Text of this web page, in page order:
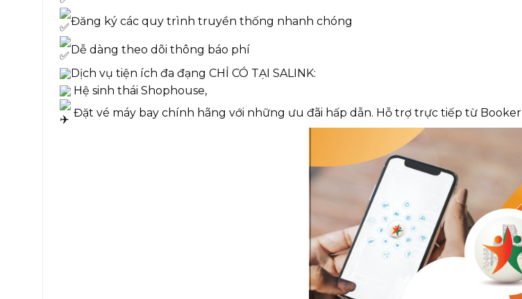
Đăng ký các quy trình truyền thống nhanh chóng
Dễ dàng theo dõi thông báo phí
Dịch vụ tiện ích đa đạng CHỈ CÓ TẠI SALINK:
Hệ sinh thái Shophouse,
Đặt vé máy bay chính hãng với những ưu đãi hấp dẫn. Hỗ trợ trực tiếp từ Booker